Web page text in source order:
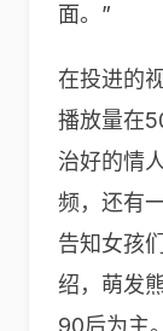
面。”
在投进的
播放量在
治好的情
频，还有
告知女孩
绍，萌发
90后为主